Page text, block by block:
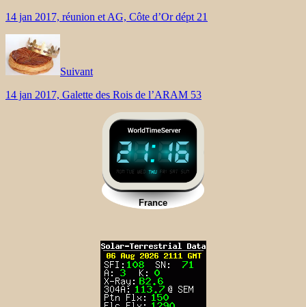
14 jan 2017, réunion et AG, Côte d’Or dépt 21
Suivant
14 jan 2017, Galette des Rois de l’ARAM 53